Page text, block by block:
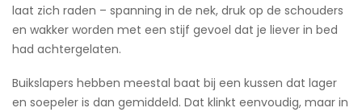
laat zich raden – spanning in de nek, druk op de schouders
en wakker worden met een stijf gevoel dat je liever in bed
had achtergelaten.
Buikslapers hebben meestal baat bij een kussen dat lager
en soepeler is dan gemiddeld. Dat klinkt eenvoudig, maar in